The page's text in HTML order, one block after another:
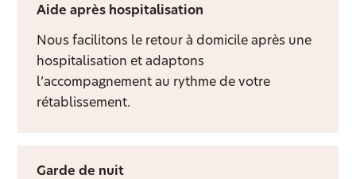
Aide après hospitalisation
Nous facilitons le retour à domicile après une
hospitalisation et adaptons
l’accompagnement au rythme de votre
rétablissement.
Garde de nuit